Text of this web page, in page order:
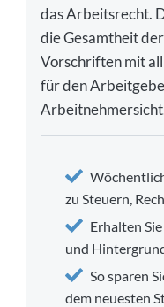
das Arbeitsrecht.
die Gesamtheit
Vorschriften mit
für den
zu Steuern,
Erhalten
und
So sparen
dem neuesten